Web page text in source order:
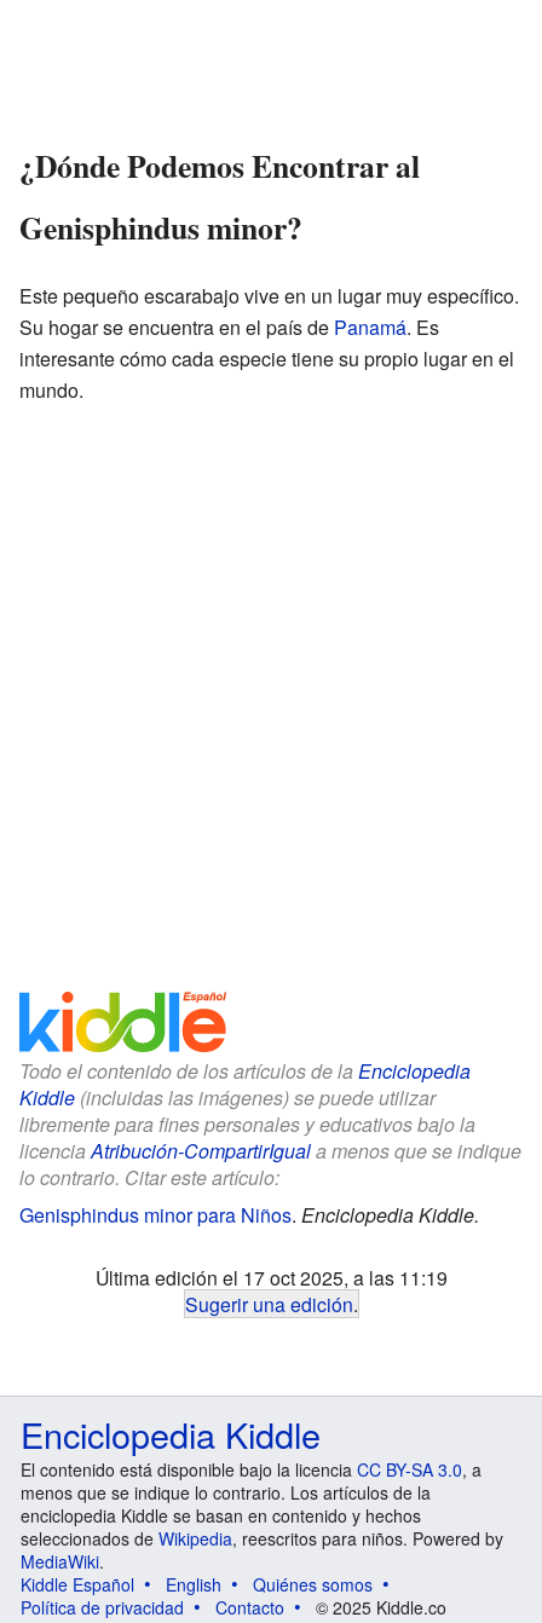
¿Dónde Podemos Encontrar al
Genisphindus minor?
Este pequeño escarabajo vive en un lugar muy específico.
Su hogar se encuentra en el país de Panamá. Es
interesante cómo cada especie tiene su propio lugar en el
mundo.
Todo el contenido de los artículos de la Enciclopedia
Kiddle (incluidas las imágenes) se puede utilizar
libremente para fines personales y educativos bajo la
licenciaAtribución-CompartirIguala menos que se indique
lo contrario. Citar este artículo:
Genisphindus minor para Niños. Enciclopedia Kiddle.
Última edición el 17 oct 2025, a las 11:19
Sugerir una edición.
Enciclopedia Kiddle
El contenido está disponible bajo la licencia CC BY-SA 3.0, a
menos que se indique lo contrario. Los artículos de la
enciclopedia Kiddle se basan en contenido y hechos
seleccionados de Wikipedia, reescritos para niños. Powered by
MediaWiki.
Kiddle Español
English
Quiénes somos
Política de privacidad
Contacto © 2025 Kiddle.co